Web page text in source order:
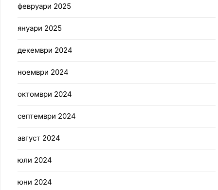
февруари 2025
януари 2025
декември 2024
ноември 2024
октомври 2024
септември 2024
август 2024
юли 2024
юни 2024